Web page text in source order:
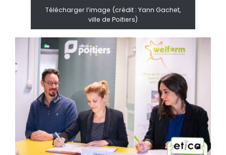
Télécharger l’image (crédit : Yann Gachet,
ville de Poitiers)